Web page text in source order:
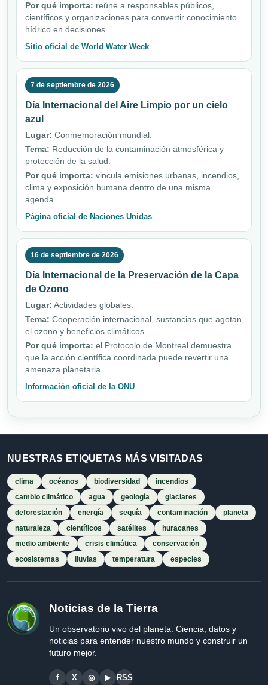
Por qué importa: reúne a responsables públicos,
científicos y organizaciones para convertir conocimiento
hídrico en decisiones.
Sitio oficial de World Water Week
7 de septiembre de 2026
Día Internacional del Aire Limpio por un cielo
azul
Lugar: Conmemoración mundial.
Tema: Reducción de la contaminación atmosférica y
protección de la salud.
Por qué importa: vincula emisiones urbanas, incendios,
clima y exposición humana dentro de una misma
agenda.
Página oficial de Naciones Unidas
16 de septiembre de 2026
Día Internacional de la Preservación de la Capa
de Ozono
Lugar: Actividades globales.
Tema: Cooperación internacional, sustancias que agotan
el ozono y beneficios climáticos.
Por qué importa: el Protocolo de Montreal demuestra
que la acción científica coordinada puede revertir una
amenaza planetaria.
Información oficial de la ONU
NUESTRAS ETIQUETAS MÁS VISITADAS
clima océanos biodiversidad
incendios
cambio climático
agua geología
glaciares
deforestación
energía sequía contaminación
planeta
naturaleza
científicos satélites
huracanes
medio ambiente
crisis climática
conservación
ecosistemas
lluvias temperatura especies
Noticias de la Tierra
Un observatorio vivo del planeta. Ciencia, datos y
noticias para entender nuestro mundo y construir un
futuro mejor.
f X ◎ ▶ RSS